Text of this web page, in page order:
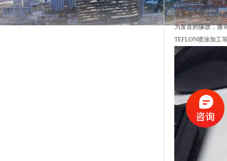
铁氟龙和特氟龙没
就是这个喷涂加工
为发音的缘故，通
TEFLON喷涂加工